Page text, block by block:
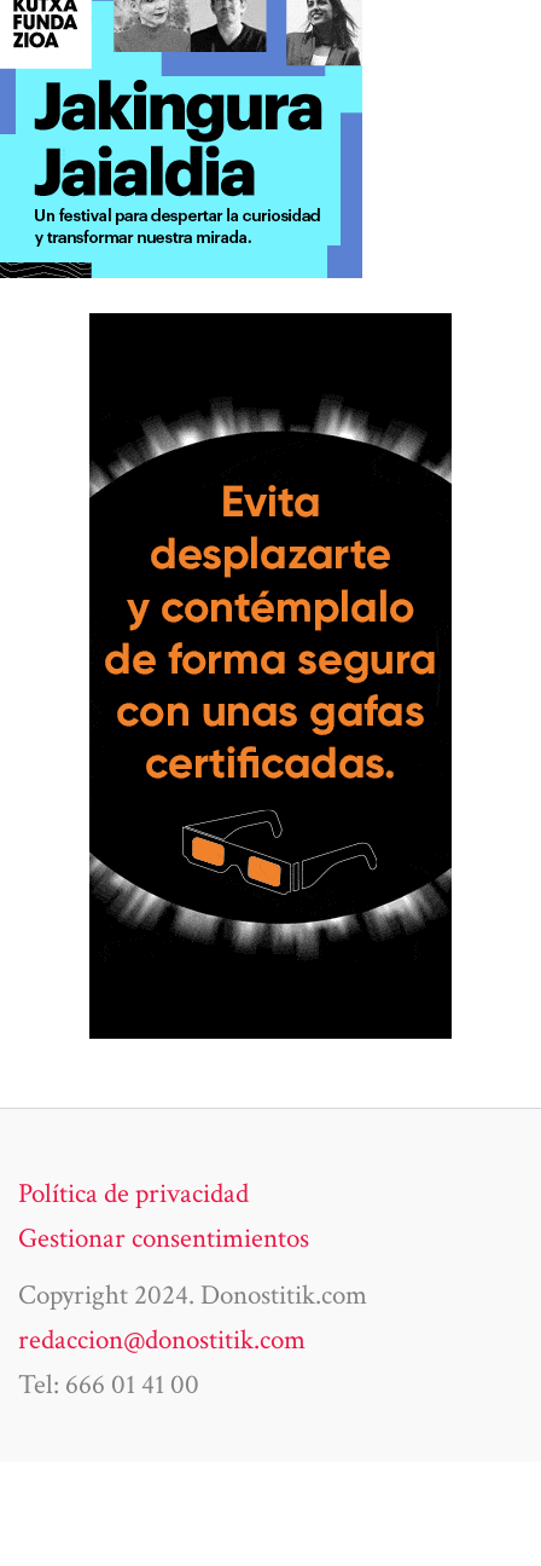
Política de privacidad
Gestionar consentimientos
Copyright 2024. Donostitik.com
redaccion@donostitik.com
Tel: 666 01 41 00